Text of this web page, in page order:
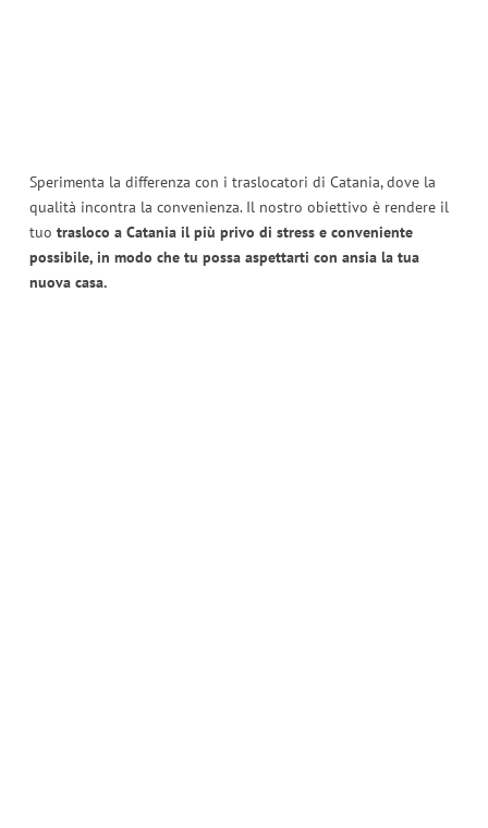
Sperimenta la differenza con i traslocatori di Catania, dove la
qualità incontra la convenienza. Il nostro obiettivo è rendere il
tuo trasloco a Catania il più privo di stress e conveniente
possibile, in modo che tu possa aspettarti con ansia la tua
nuova casa.